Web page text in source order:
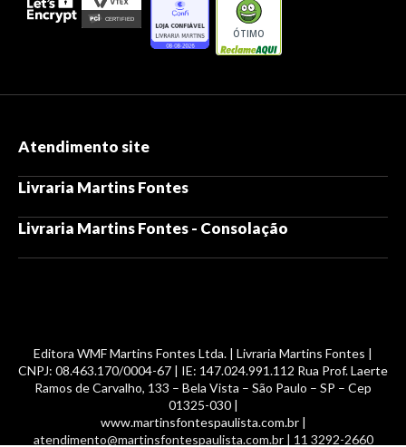
ÓTIMO
Atendimento site
Livraria Martins Fontes
Livraria Martins Fontes - Consolação
Editora WMF Martins Fontes Ltda. | Livraria Martins Fontes |
CNPJ: 08.463.170/0004-67 | IE: 147.024.991.112 Rua Prof. Laerte
Ramos de Carvalho, 133 – Bela Vista – São Paulo – SP – Cep
01325-030 |
www.martinsfontespaulista.com.br |
atendimento@martinsfontespaulista.com.br | 11 3292-2660